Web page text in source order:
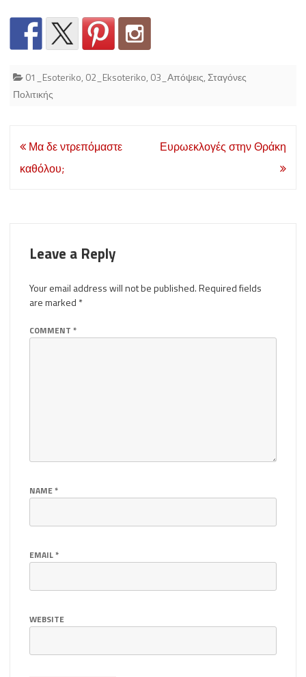
01_Esoteriko, 02_Eksoteriko, 03_Απόψεις,Σταγόνες
Πολιτικής
Post
navigation
Μα δε ντρεπόμαστε
καθόλου;
Ευρωεκλογές στην Θράκη
Leave a Reply
Your email address will not be published.Required fields
are marked *
COMMENT *
NAME*
EMAIL*
WEBSITE